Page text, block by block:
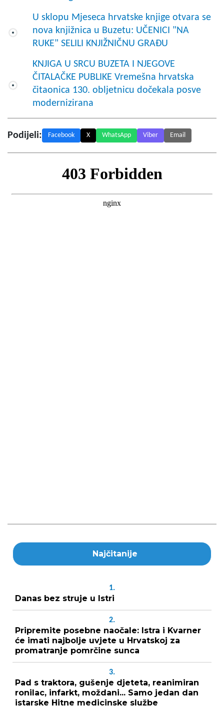
U sklopu Mjeseca hrvatske knjige otvara se
nova knjižnica u Buzetu: UČENICI "NA
RUKE" SELILI KNJIŽNIČNU GRAĐU
KNJIGA U SRCU BUZETA I NJEGOVE
ČITALAČKE PUBLIKE Vremešna hrvatska
čitaonica 130. obljetnicu dočekala posve
modernizirana
Podijeli: Facebook X WhatsApp Viber Email
Najčitanije
1.
Danas bez struje u Istri
2.
Pripremite posebne naočale: Istra i Kvarner
će imati najbolje uvjete u Hrvatskoj za
promatranje pomrčine sunca
3.
Pad s traktora, gušenje djeteta, reanimiran
ronilac, infarkt, moždani... Samo jedan dan
istarske Hitne medicinske službe